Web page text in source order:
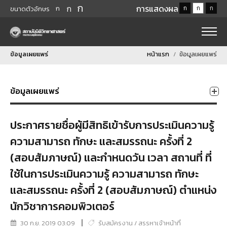
ขนาดตัวอักษร ก ก ก การแสดงผล ก ก ก
ข้อมูลเผยแพร่ หน้าแรก ข้อมูลเผยแพร่
ข้อมูลเผยแพร่
ประกาศรายชื่อผู้มีสิทธิเข้ารับการประเมินความรู้
ความสามารถ ทักษะ และสมรรถนะ ครั้งที่ 2
(สอบสัมภาษณ์) และกำหนดวัน เวลา สถานที่ ที่
ใช้ในการประเมินความรู้ ความสามารถ ทักษะ
และสมรรถนะ ครั้งที่ 2 (สอบสัมภาษณ์) ตำแหน่ง
นักวิชาการคอมพิวเตอร์
30 ก.ย. 2019 03:09 รับสมัครงาน / สรรหาเจ้าหน้าที่